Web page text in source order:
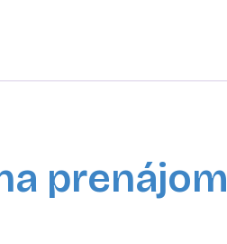
prenájom